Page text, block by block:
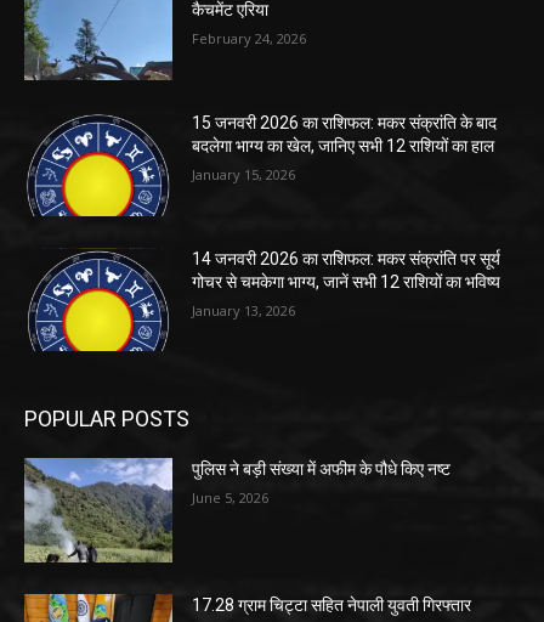
कैचमेंट एरिया
February 24, 2026
15 जनवरी 2026 का राशिफल: मकर संक्रांति के बाद
बदलेगा भाग्य का खेल, जानिए सभी 12 राशियों का हाल
January 15, 2026
14 जनवरी 2026 का राशिफल: मकर संक्रांति पर सूर्य
गोचर से चमकेगा भाग्य, जानें सभी 12 राशियों का भविष्य
January 13, 2026
POPULAR POSTS
पुलिस ने बड़ी संख्या में अफीम के पौधे किए नष्ट
June 5, 2026
17.28 ग्राम चिट्टा सहित नेपाली युवती गिरफ्तार